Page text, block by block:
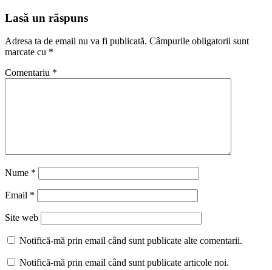
Lasă un răspuns
Adresa ta de email nu va fi publicată. Câmpurile obligatorii sunt
marcate cu *
Comentariu *
Nume *
Email *
Site web
Notifică-mă prin email când sunt publicate alte comentarii.
Notifică-mă prin email când sunt publicate articole noi.